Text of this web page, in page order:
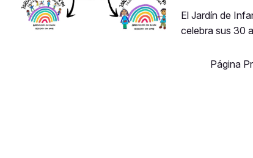
El Jardín de
celebra sus 30
Página